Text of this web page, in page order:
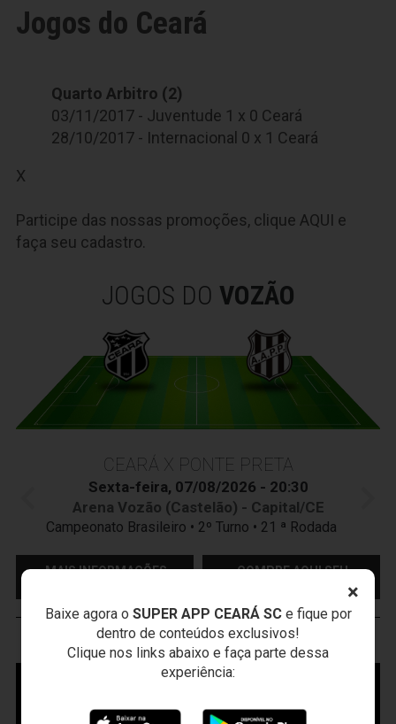
×
Baixe agora o SUPER APP CEARÁ SCe fique por
dentro de conteúdos exclusivos!
Clique nos links abaixo e faça parte dessa
experiência:
Jogos do Ceará
Quarto Arbitro (2)
03/11/2017 - Juventude 1 x 0 Ceará
28/10/2017 - Internacional 0 x 1 Ceará
X
Participe das nossas promoções, clique AQUI e
faça seu cadastro.
JOGOS DO VOZÃO
CEARÁ X PONTE PRETA
Sexta-feira, 07/08/2026 - 20:30
Arena Vozão (Castelão) - Capital/CE
Campeonato Brasileiro • 2º Turno • 21 ª Rodada
MAIS INFORMAÇÕES
COMPRE AQUI SEU
VOZÃO TV